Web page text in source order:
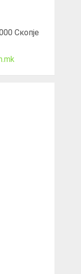
Скопје